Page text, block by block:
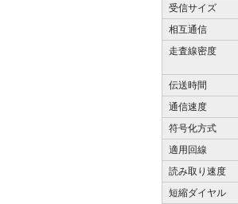
受信サイズ
相互通信
走査線密度
伝送時間
通信速度
符号化方式
適用回線
読み取り速度
短縮ダイヤル